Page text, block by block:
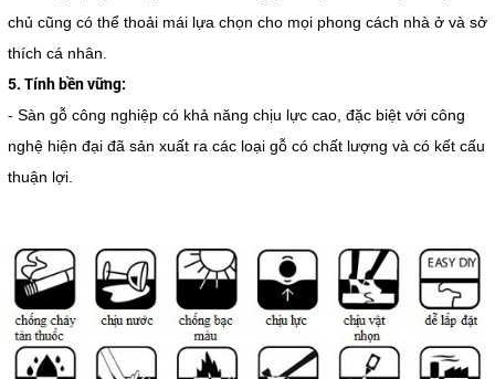
chủ cũng có thể thoải mái lựa chọn cho mọi phong cách nhà ở và sở
thích cá nhân.
5. Tính bền vững:
- Sàn gỗ công nghiệp có khả năng chịu lực cao, đặc biệt với công
nghệ hiện đại đã sản xuất ra các loại gỗ có chất lượng và có kết cấu
thuận lợi.